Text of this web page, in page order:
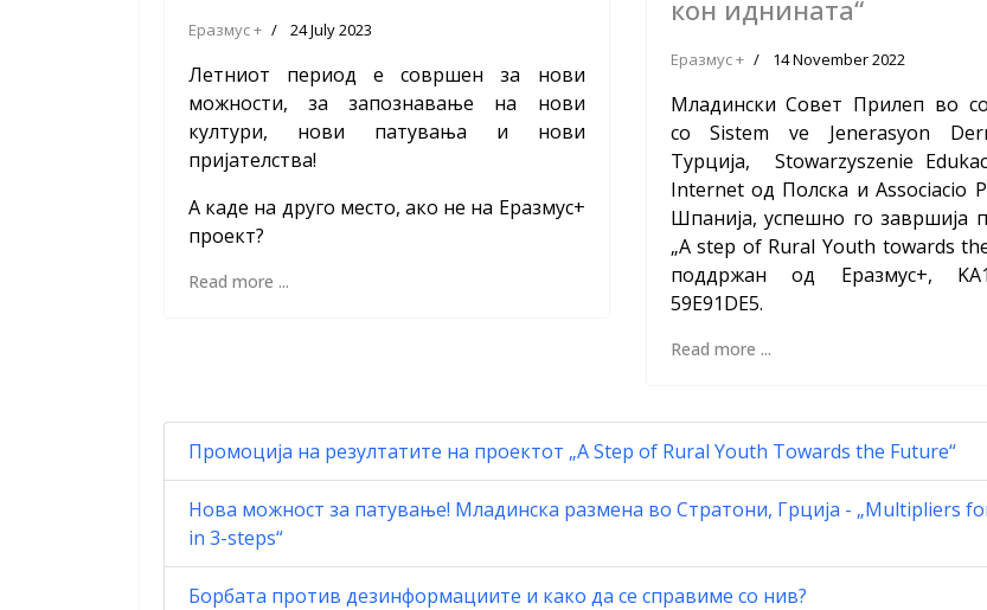
Еразмус + 24 July 2023
Летниот период е совршен за нови
можности, за запознавање на нови
култури, нови патувања и нови
пријателства!
А каде на друго место, ако не на Еразмус+
проект?
Read more ...
кон иднината“
Еразмус + 14 November 2022
Младински Совет Прилеп во
со Sistem ve Jenerasyon
Турција, Stowarzyszenie
Internet од Полска и Associacio
Шпанија, успешно го завршија
„A step of Rural Youth towards
поддржан од Еразмус+,
59E91DE5.
Read more ...
Промоција на резултатите на проектот „A Step of Rural Youth Towards the Future“
Нова можност за патување! Младинска размена во Стратони, Грција - „Multipliers
in 3-steps“
Борбата против дезинформациите и како да се справиме со нив?